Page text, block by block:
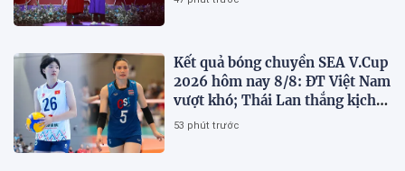
Kết quả bóng chuyền SEA V.Cup
2026 hôm nay 8/8: ĐT Việt Nam
vượt khó; Thái Lan thắng kịch
tính
53 phút trước